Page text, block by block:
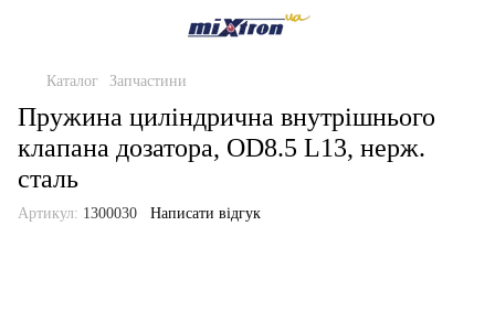
Каталог Запчастини
Пружина циліндрична внутрішнього
клапана дозатора, OD8.5 L13, нерж.
сталь
Артикул: 1300030 Написати відгук